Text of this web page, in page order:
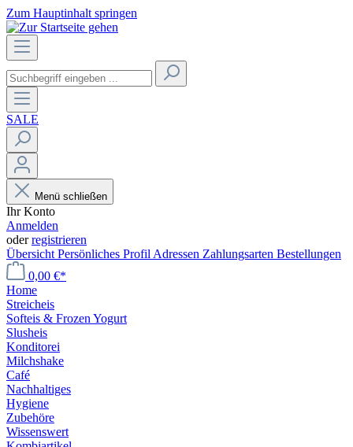
Zum Hauptinhalt springen
SALE
Menü schließen
Ihr Konto
Anmelden
oderregistrieren
Übersicht Persönliches Profil Adressen Zahlungsarten Bestellungen
0,00 €*
Home
Streicheis
Softeis & Frozen Yogurt
Slusheis
Konditorei
Milchshake
Café
Nachhaltiges
Hygiene
Zubehöre
Wissenswert